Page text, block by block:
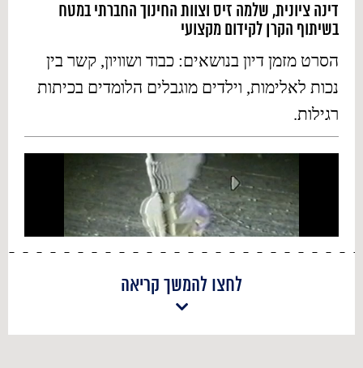
דינה ציונית, שלמה זיס וצוות החינוך החברתי במטח
בשיתוף הקרן לקידום מקצועי
הסרט מזמן דיון בנושאים: כבוד ושוויון, קשר בין
נכות לאלימות, וילדים מוגבלים הלומדים בכיתות
רגילות.
לחצו להמשך קריאה